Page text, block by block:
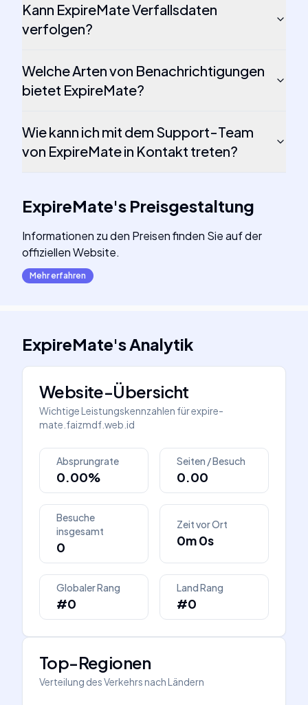
Kann ExpireMate Verfallsdaten
verfolgen?
Welche Arten von Benachrichtigungen
bietet ExpireMate?
Wie kann ich mit dem Support-Team
von ExpireMate in Kontakt treten?
ExpireMate's Preisgestaltung
Informationen zu den Preisen finden Sie auf der
offiziellen Website.
Mehr erfahren
ExpireMate'sAnalytik
Website-Übersicht
Wichtige Leistungskennzahlen fürexpire-
mate.faizmdf.web.id
Absprungrate
0.00%
Seiten / Besuch
0.00
Besuche
insgesamt
0
Zeit vor Ort
0m 0s
Globaler Rang
#0
Land Rang
#0
Top-Regionen
Verteilung des Verkehrs nach Ländern